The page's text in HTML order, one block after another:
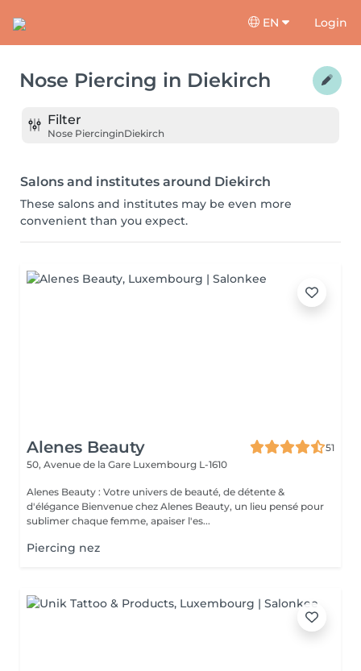
EN Login
Nose Piercing in Diekirch
Filter
Nose PiercinginDiekirch
Salons and institutes around Diekirch
These salons and institutes may be even more
convenient than you expect.
Alenes Beauty
51
50, Avenue de la Gare Luxembourg L-1610
Alenes Beauty : Votre univers de beauté, de détente &
d'élégance Bienvenue chez Alenes Beauty, un lieu pensé pour
sublimer chaque femme, apaiser l'es...
Piercing nez